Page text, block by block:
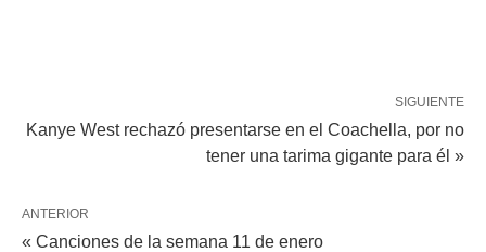
SIGUIENTE
Kanye West rechazó presentarse en el Coachella, por no
tener una tarima gigante para él »
ANTERIOR
« Canciones de la semana 11 de enero